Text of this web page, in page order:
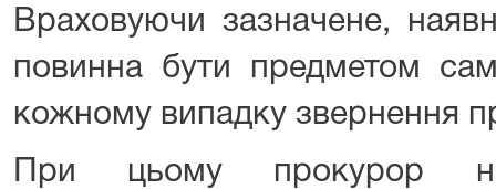
Враховуючи зазначене,
повинна бути предметом
кожному випадку звернення
При цьому прокурор